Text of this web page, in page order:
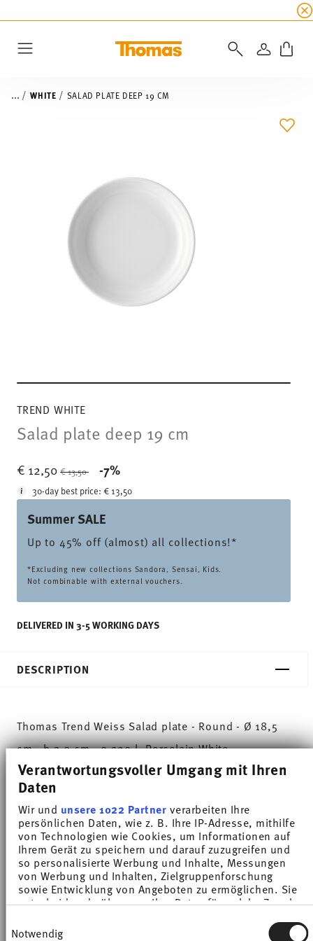
Verantwortungsvoller Umgang mit Ihren
Daten
Wir und unsere 1022 Partnerverarbeiten Ihre
persönlichen Daten, wie z. B. Ihre IP-Adresse, mithilfe
von Technologien wie Cookies, um Informationen auf
Ihrem Gerät zu speichern und darauf zuzugreifen und
so personalisierte Werbung und Inhalte, Messungen
von Werbung und Inhalten, Zielgruppenforschung
sowie Entwicklung von Angeboten zu ermöglichen. Sie
entscheiden darüber, wer Ihre Daten für welche Zwecke
Cookie-Erklärung oder durch Klicken auf das Privacy
Notwendig
☀️ Up to 45% discount on all
LOGIN
... WHITE SALAD PLATE DEEP 19 CM
TREND WHITE
Salad plate deep 19 cm
€ 12,50 Price reduced from
€ 13,50 -7%
30-day best price:€ 13,50
Summer SALE
Up to 45% off (almost) all collections!*
*Excluding new collections Sandora, Sensai, Kids.
Not combinable with external vouchers.
DELIVERED IN 3-5 WORKING DAYS
ADD
DESCRIPTION
Thomas Trend Weiss Salad plate - Round - Ø 18,5
cm - h 3,0 cm - 0,320 l, Porcelain White
Thomas Trend stands for functionality and
versatility. Created by the designer duo
Queensberry Hunt, the porcelain collection has
become one of the most successful houshold
ranges worldwide. More than 70 pieces with the
unmistakable fine grooved structure are suitable